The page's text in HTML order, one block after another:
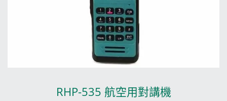
RHP-535 航空用對講機